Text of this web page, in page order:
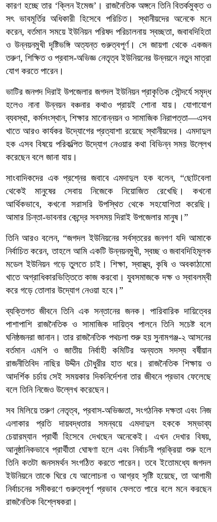
কারণ হচ্ছে তার ‘ক্লিন ইমেজ’। রাজনৈতিক অঙ্গনে তিনি বিতর্কমুক্ত ও
সৎ ভাবমূর্তির অধিকারী হিসেবে পরিচিত। স্থানীয়দের অনেকে মনে
করেন, বর্তমান সময়ে ইউনিয়ন পরিষদ পরিচালনায় স্বচ্ছতা, জবাবদিহিতা
ও উন্নয়নমুখী দৃষ্টিভঙ্গি অত্যন্ত গুরুত্বপূর্ণ। সে জায়গা থেকে একজন
তরুণ, শিক্ষিত ও প্রবাস-অভিজ্ঞ নেতৃত্ব ইউনিয়নের উন্নয়নে নতুন মাত্রা
যোগ করতে পারেন।
ভাটির জনপদ দিরাই উপজেলার জগদল ইউনিয়ন প্রাকৃতিক সৌন্দর্যে সমৃদ্ধ
হলেও নানা উন্নয়ন বঞ্চনার কথাও প্রায়ই শোনা যায়। যোগাযোগ
ব্যবস্থা, কর্মসংস্থান, শিক্ষার মানোন্নয়ন ও সামাজিক নিরাপত্তা—এসব
খাতে আরও কার্যকর উদ্যোগের প্রত্যাশা রয়েছে স্থানীয়দের। এমদাদুল
হক এসব বিষয়ে পরিকল্পিত উদ্যোগ নেওয়ার কথা বিভিন্ন সময় উল্লেখ
করেছেন বলে জানা যায়।
সাংবাদিকদের এক প্রশ্নের জবাবে এমদাদুল হক বলেন, “ছোটবেলা
থেকেই মানুষের সেবায় নিজেকে নিয়োজিত রেখেছি। কখনো
আর্থিকভাবে, কখনো সরাসরি উপস্থিত থেকে সহযোগিতা করেছি।
আমার চিন্তা-ভাবনার কেন্দ্রে সবসময় দিরাই উপজেলার মানুষ।”
তিনি আরও বলেন, “জগদল ইউনিয়নের সর্বস্তরের জনগণ যদি আমাকে
নির্বাচিত করেন, তাহলে আমি একটি উন্নয়নমুখী, স্বচ্ছ ও জবাবদিহিমূলক
মডেল ইউনিয়ন গড়ে তুলতে চাই। শিক্ষা, স্বাস্থ্য, কৃষি ও অবকাঠামো
খাতে অগ্রাধিকারভিত্তিতে কাজ করবো। যুবসমাজকে দক্ষ ও স্বাবলম্বী
করে গড়ে তোলার উদ্যোগ নেওয়া হবে।”
ব্যক্তিগত জীবনে তিনি এক সন্তানের জনক। পারিবারিক দায়িত্বের
পাশাপাশি রাজনৈতিক ও সামাজিক দায়িত্ব পালনে তিনি সচেষ্ট বলে
ঘনিষ্ঠজনরা জানান। তার রাজনৈতিক পথচলা শুরু হয় সুনামগঞ্জ-২ আসনের
বর্তমান এমপি ও জাতীয় নির্বাহী কমিটির অন্যতম সদস্য বর্ষীয়ান
রাজনীতিবিদ নাছির উদ্দীন চৌধুরীর হাত ধরে। রাজনৈতিক শিক্ষায় ও
আদর্শিক চর্চায় সেই সময়কার দিকনির্দেশনা তার জীবনে প্রভাব ফেলেছে
বলে তিনি নিজেও উল্লেখ করেছেন।
সব মিলিয়ে তরুণ নেতৃত্ব, প্রবাস-অভিজ্ঞতা, সংগঠনিক দক্ষতা এবং নিজ
এলাকার প্রতি দায়বদ্ধতার সমন্বয়ে এমদাদুল হককে সম্ভাব্য
চেয়ারম্যান প্রার্থী হিসেবে দেখছেন অনেকেই। এখন দেখার বিষয়,
আনুষ্ঠানিকভাবে প্রার্থীতা ঘোষণা হলে এবং নির্বাচনী প্রক্রিয়া শুরু হলে
তিনি কতটা জনসমর্থন সংগঠিত করতে পারেন। তবে ইতোমধ্যে জগদল
ইউনিয়নে তাকে ঘিরে যে আলোচনা ও আগ্রহ সৃষ্টি হয়েছে, তা আগামী
নির্বাচনের সমীকরণে গুরুত্বপূর্ণ প্রভাব ফেলতে পারে বলে মনে করছেন
রাজনৈতিক বিশ্লেষকরা।